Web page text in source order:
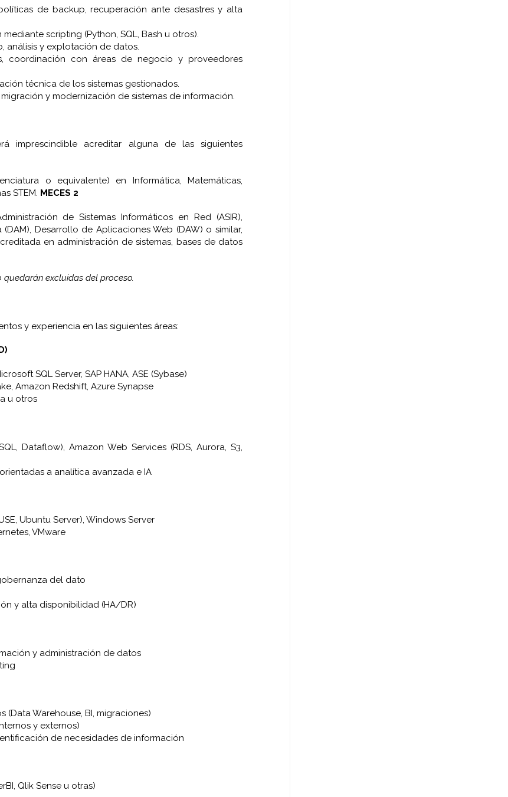
de backup, recuperación ante desastres y alta
scripting (Python, SQL, Bash u otros).
análisis y explotación de datos.
coordinación con áreas de negocio y proveedores
técnica de los sistemas gestionados.
y modernización de sistemas de información.
imprescindible acreditar alguna de las siguientes
o equivalente) en Informática, Matemáticas,
STEM. MECES 2
de Sistemas Informáticos en Red (ASIR),
Desarrollo de Aplicaciones Web (DAW) o similar,
en administración de sistemas, bases de datos
excluidas del proceso.
y experiencia en las siguientes áreas:
SQL Server, SAP HANA, ASE (Sybase)
Amazon Redshift, Azure Synapse
u otros
Dataflow), Amazon Web Services (RDS, Aurora, S3,
a analítica avanzada e IA
Ubuntu Server), Windows Server
VMware
del dato
y alta disponibilidad (HA/DR)
y administración de datos
Warehouse, BI, migraciones)
y externos)
de necesidades de información
Qlik Sense u otras)